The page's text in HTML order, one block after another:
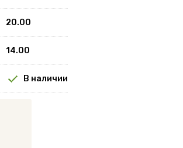
20.00
14.00
В наличии